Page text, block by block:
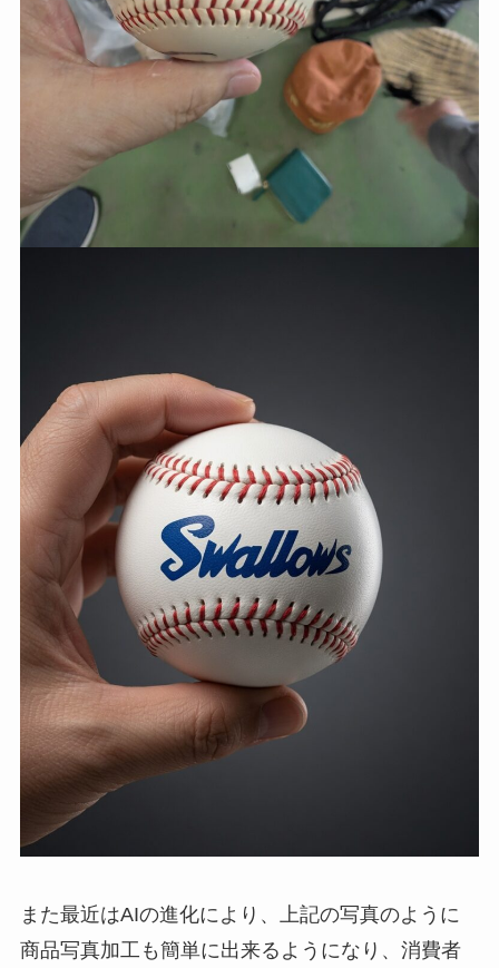
また最近はAIの進化により、上記の写真のように
商品写真加工も簡単に出来るようになり、消費者